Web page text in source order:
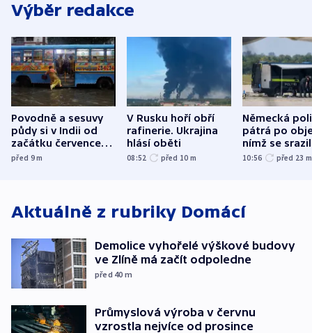
Výběr redakce
Povodně a sesuvy
půdy si v Indii od
začátku července
vyžádaly přes 130
před 9m
V Rusku hoří obří
rafinerie. Ukrajina
hlásí oběti
08:52 před 10 m
Německá
pátrá po
nímž se
letadlo u
10:56 před 23 m
Aktuálně z rubriky Domácí
Demolice vyhořelé výškové budovy
ve Zlíně má začít odpoledne
před 40 m
Průmyslová výroba v červnu
vzrostla nejvíce od prosince